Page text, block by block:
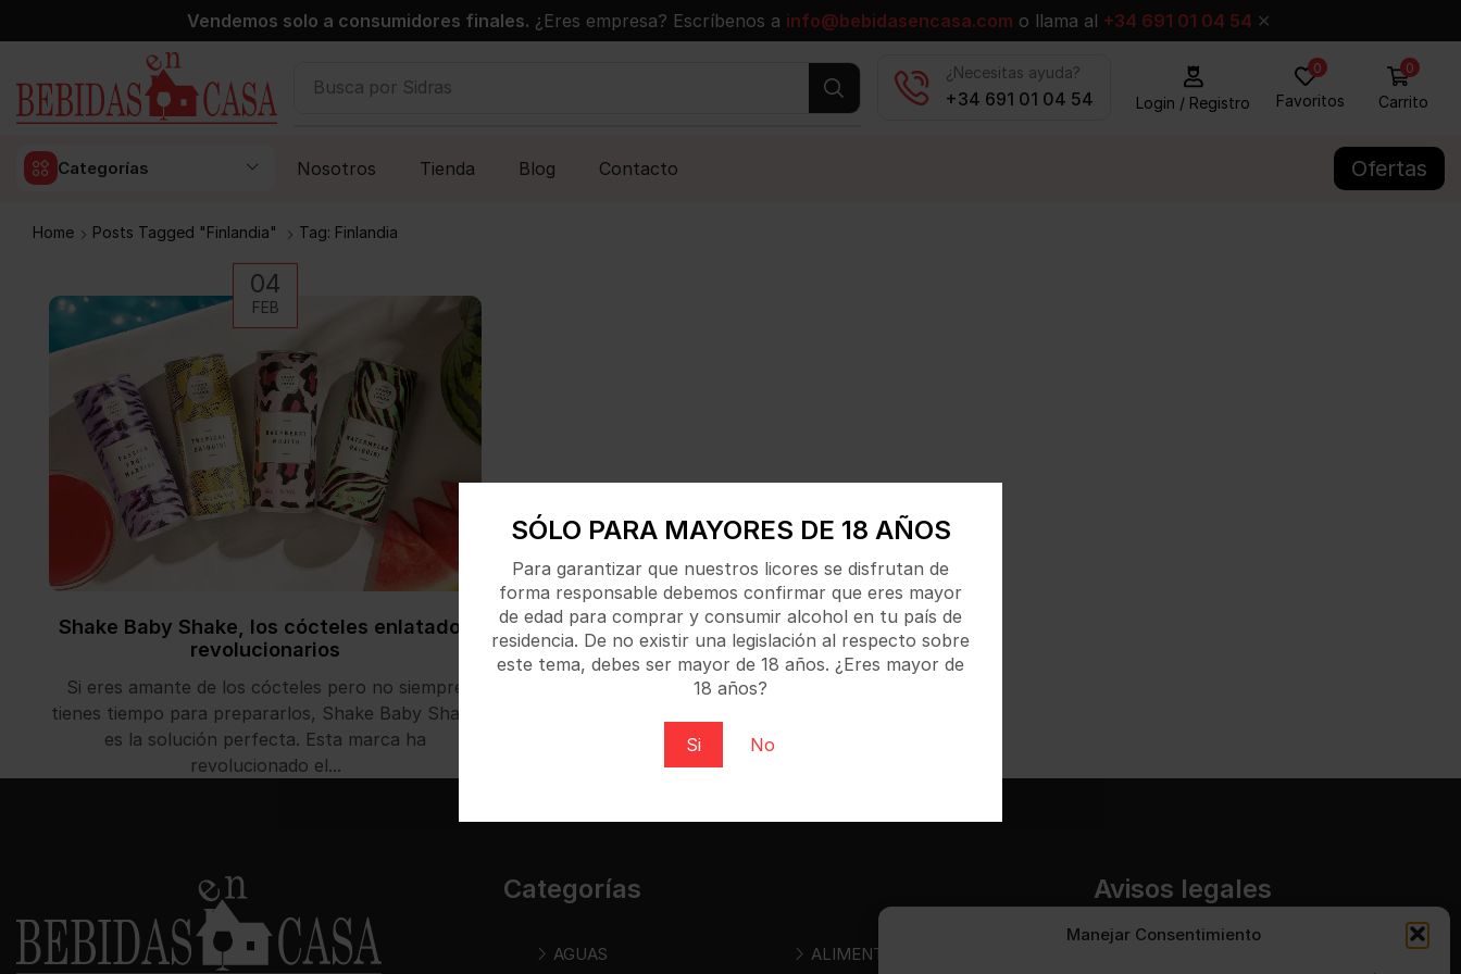
Manejar Consentimiento
SÓLO PARA MAYORES DE 18 AÑOS
Para garantizar que nuestros licores se disfrutan de
forma responsable debemos confirmar que eres mayor
de edad para comprar y consumir alcohol en tu país de
residencia. De no existir una legislación al respecto sobre
este tema, debes ser mayor de 18 años. ¿Eres mayor de
18 años?
Si No
Vendemos solo a consumidores finales. ¿Eres empresa? Escríbenos a info@bebidasencasa.com o llama al +34 691 01 04 54 ✕
Busca por Sidras
¿Necesitas ayuda?
+34 691 01 04 54 Login / Registro
0
Favoritos
0
Carrito
Categorías Nosotros Tienda Blog Contacto Ofertas
Home Posts Tagged "Finlandia" Tag: Finlandia
04
FEB
Shake Baby Shake, los cócteles enlatados
revolucionarios
Si eres amante de los cócteles pero no siempre
tienes tiempo para prepararlos, Shake Baby Shake
es la solución perfecta. Esta marca ha
revolucionado el...
Categorías
AGUAS ALIMENTOS
Avisos legales
Aviso legal